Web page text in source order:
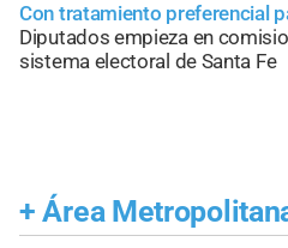
Con tratamiento preferencial
Diputados empieza en
sistema electoral de Santa Fe
+ Área